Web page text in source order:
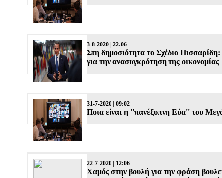
3-8-2020 | 22:06
Στη δημοσιότητα το Σχέδιο Πισσαρίδη:
για την ανασυγκρότηση της οικονομίας
31-7-2020 | 09:02
Ποια είναι η ''πανέξυπνη Εύα'' του
22-7-2020 | 12:06
Χαμός στην βουλή για την φράση